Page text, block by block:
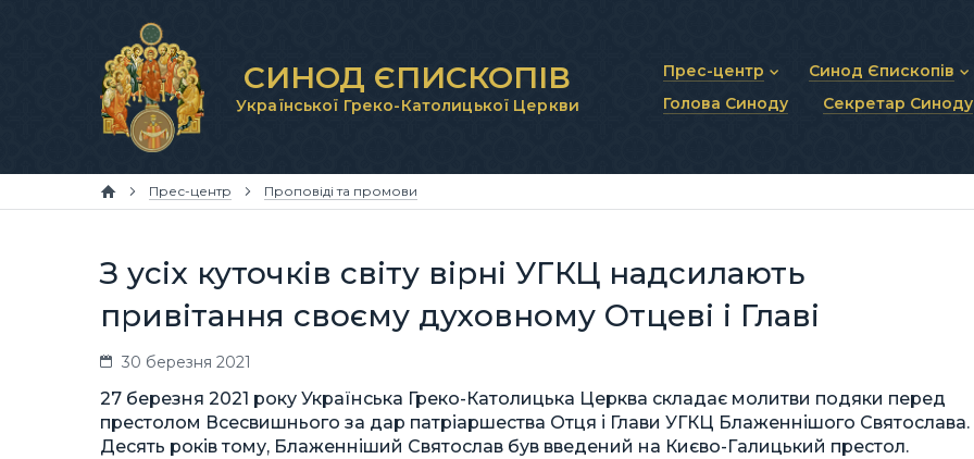
СИНОД ЄПИСКОПІВ
Української Греко-Католицької Церкви
Прес-центр
Новини та анонси
Синод Єпископів
Статут Синоду
Синодальні органи
Голова Синоду Секретар Синоду
Прес-центр Проповіді та промови
З усіх куточків світу вірні УГКЦ надсилають
привітання своєму духовному Отцеві і Главі
30 березня 2021
27 березня 2021 року Українська Греко-Католицька Церква складає молитви подяки перед
престолом Всесвишнього за дар патріаршества Отця і Глави УГКЦ Блаженнішого Святослава.
Десять років тому, Блаженніший Святослав був введений на Києво-Галицький престол.